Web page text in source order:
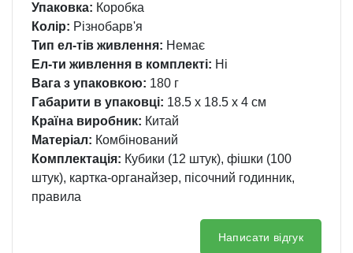
Упаковка: Коробка
Колір: Різнобарв'я
Тип ел-тів живлення: Немає
Ел-ти живлення в комплекті: Ні
Вага з упаковкою: 180 г
Габарити в упаковці: 18.5 x 18.5 x 4 см
Країна виробник: Китай
Матеріал: Комбінований
Комплектація: Кубики (12 штук), фішки (100
штук), картка-органайзер, пісочний годинник,
правила
Написати відгук